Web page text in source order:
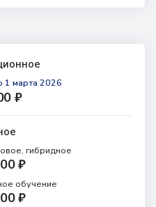
1 марта 2026
₽
гибридное
₽
обучение
₽